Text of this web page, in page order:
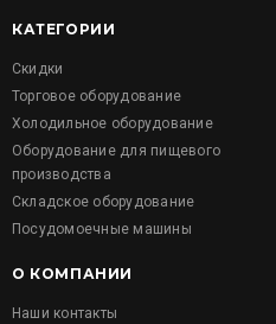
КАТЕГОРИИ
Скидки
Торговое оборудование
Холодильное оборудование
Оборудование для пищевого
производства
Складское оборудование
Посудомоечные машины
О КОМПАНИИ
Наши контакты